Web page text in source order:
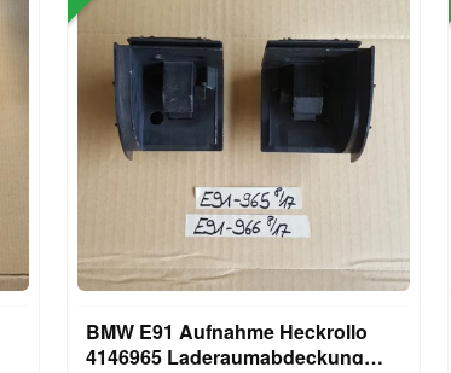
BMW E91 Aufnahme Heckrollo
4146965 Laderaumabdeckung